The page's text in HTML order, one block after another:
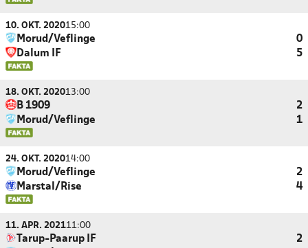
10. OKT. 202015:00
Morud/Veflinge
0
Dalum IF
5
18. OKT. 202013:00
B 1909
2
Morud/Veflinge
1
24. OKT. 202014:00
Morud/Veflinge
2
Marstal/Rise
4
11. APR. 202111:00
Tarup-Paarup IF 2